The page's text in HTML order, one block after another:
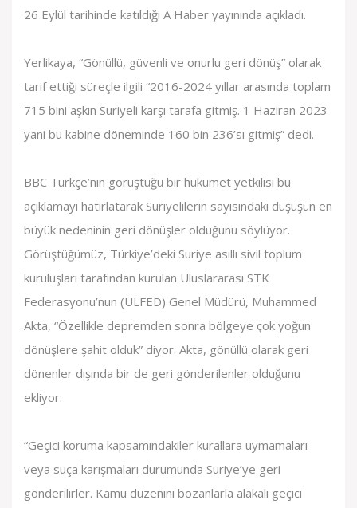
26 Eylül tarihinde katıldığı A Haber yayınında açıkladı.
Yerlikaya, “Gönüllü, güvenli ve onurlu geri dönüş” olarak
tarif ettiği süreçle ilgili “2016-2024 yıllar arasında toplam
715 bini aşkın Suriyeli karşı tarafa gitmiş. 1 Haziran 2023
yani bu kabine döneminde 160 bin 236’sı gitmiş” dedi.
BBC Türkçe’nin görüştüğü bir hükümet yetkilisi bu
açıklamayı hatırlatarak Suriyelilerin sayısındaki düşüşün en
büyük nedeninin geri dönüşler olduğunu söylüyor.
Görüştüğümüz, Türkiye’deki Suriye asıllı sivil toplum
kuruluşları tarafından kurulan Uluslararası STK
Federasyonu’nun (ULFED) Genel Müdürü, Muhammed
Akta, “Özellikle depremden sonra bölgeye çok yoğun
dönüşlere şahit olduk” diyor. Akta, gönüllü olarak geri
dönenler dışında bir de geri gönderilenler olduğunu
ekliyor:
“Geçici koruma kapsamındakiler kurallara uymamaları
veya suça karışmaları durumunda Suriye’ye geri
gönderilirler. Kamu düzenini bozanlarla alakalı geçici